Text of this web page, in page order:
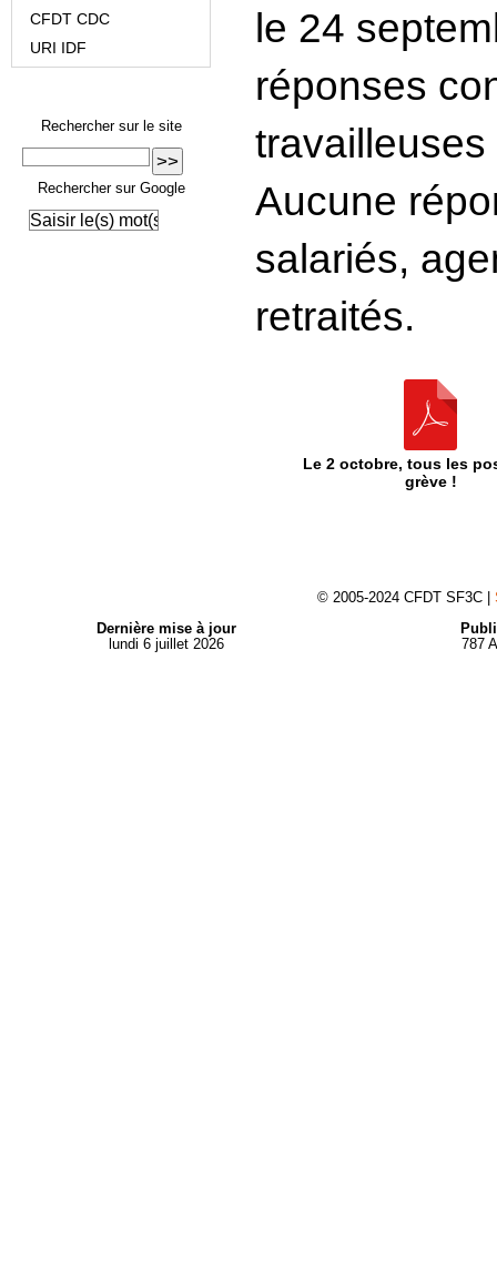
le 24
réponses
Aucune
salariés,
retraités.
Le 2 octobre, tous les
grève !
CFDT CDC
URI IDF
Rechercher sur le site
Rechercher sur Google
© 2005-2024 CFDT SF3C |
Dernière mise à jour
lundi 6 juillet 2026
787